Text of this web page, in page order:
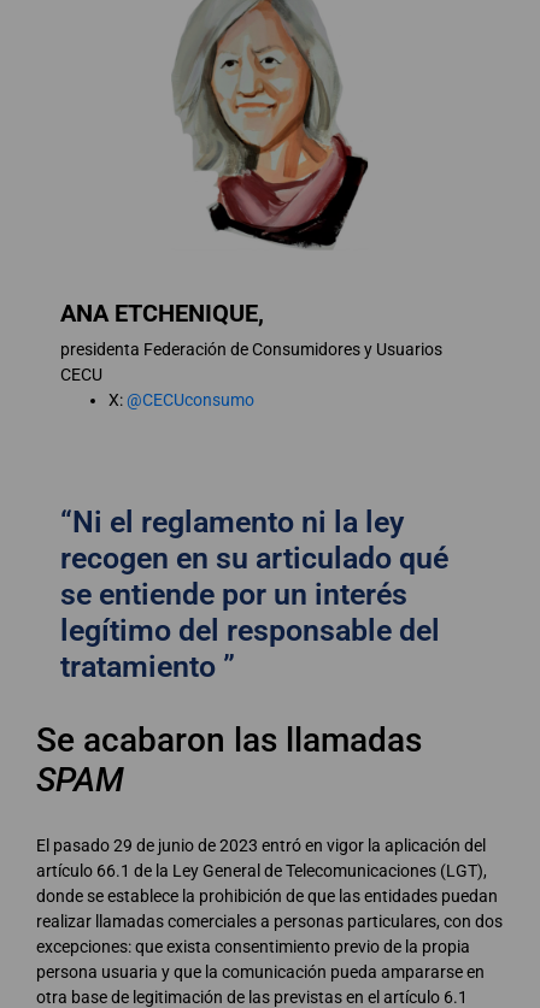
ANA ETCHENIQUE,
presidenta Federación de Consumidores y Usuarios
CECU
X:@CECUconsumo
“Ni el reglamento ni la ley
recogen en su articulado qué
se entiende por un interés
legítimo del responsable del
tratamiento ”
Se acabaron las llamadas
SPAM
El pasado 29 de junio de 2023 entró en vigor la aplicación del
artículo 66.1 de la Ley General de Telecomunicaciones (LGT),
donde se establece la prohibición de que las entidades puedan
realizar llamadas comerciales a personas particulares, con dos
excepciones: que exista consentimiento previo de la propia
persona usuaria y que la comunicación pueda ampararse en
otra base de legitimación de las previstas en el artículo 6.1